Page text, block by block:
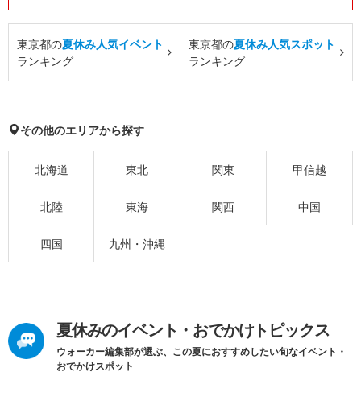
東京都の夏休み人気イベント
ランキング
東京都の夏休み人気スポット
ランキング
その他のエリアから探す
北海道 東北 関東 甲信越
北陸 東海 関西 中国
四国 九州・沖縄
夏休みのイベント・おでかけトピックス
ウォーカー編集部が選ぶ、この夏におすすめしたい旬なイベント・
おでかけスポット